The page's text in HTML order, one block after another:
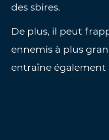
des sbires.
De plus, il peut
ennemis à plus
entraîne également